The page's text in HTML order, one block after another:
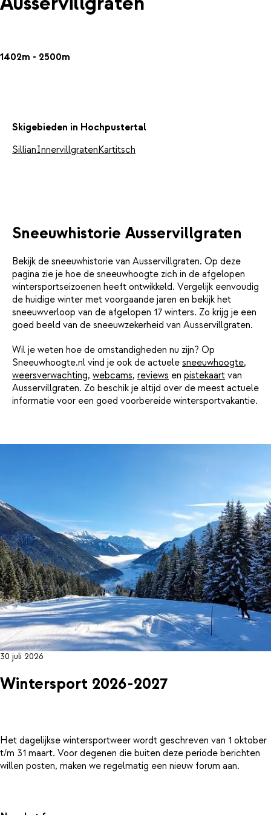
1402m - 2500m
Skigebieden in Hochpustertal
SillianInnervillgratenKartitsch
Sneeuwhistorie Ausservillgraten
Bekijk de sneeuwhistorie van Ausservillgraten. Op deze
pagina zie je hoe de sneeuwhoogte zich in de afgelopen
wintersportseizoenen heeft ontwikkeld. Vergelijk eenvoudig
de huidige winter met voorgaande jaren en bekijk het
sneeuwverloop van de afgelopen 17 winters. Zo krijg je een
goed beeld van de sneeuwzekerheid van Ausservillgraten.
Wil je weten hoe de omstandigheden nu zijn? Op
Sneeuwhoogte.nl vind je ook de actuele sneeuwhoogte,
weersverwachting, webcams, reviews en pistekaart van
Ausservillgraten. Zo beschik je altijd over de meest actuele
informatie voor een goed voorbereide wintersportvakantie.
30 juli 2026
Wintersport 2026-2027
Het dagelijkse wintersportweer wordt geschreven van 1 oktober
t/m 31 maart. Voor degenen die buiten deze periode berichten
willen posten, maken we regelmatig een nieuw forum aan.